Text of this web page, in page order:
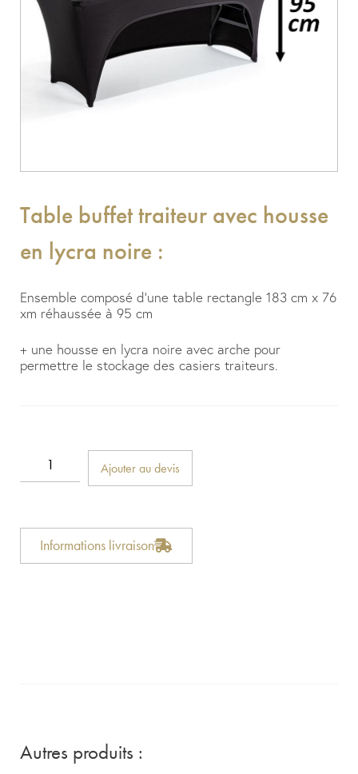
Table buffet traiteur avec housse
en lycra noire :
Ensemble composé d’une table rectangle 183 cm x 76
xm réhaussée à 95 cm
+ une housse en lycra noire avec arche pour
permettre le stockage des casiers traiteurs.
Ajouter au devis
Informations livraison
Autres produits :